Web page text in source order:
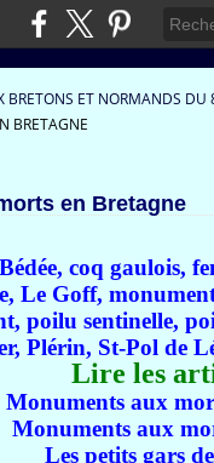
BRETONS ET NORMANDS DU
BRETAGNE
en Bretagne
coq gaulois,
Le Goff,
poilu sentinelle,
Plérin, St-Pol de
Lire les
Monuments aux
Monuments aux
Les petits gars